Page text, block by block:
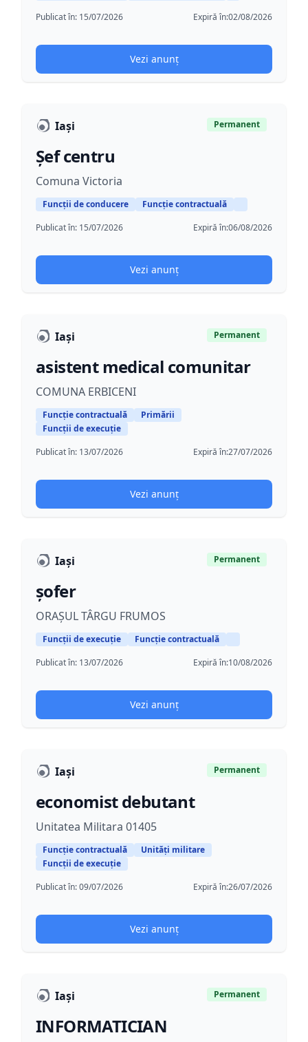
Publicat în: 15/07/2026 Expiră în:02/08/2026
Vezi anunț
Iași Permanent
Șef centru
Comuna Victoria
Funcții de conducere
Funcție contractuală
Publicat în: 15/07/2026 Expiră în:06/08/2026
Vezi anunț
Iaşi Permanent
asistent medical comunitar
COMUNA ERBICENI
Funcție contractuală
Primării
Funcții de execuție
Publicat în: 13/07/2026 Expiră în:27/07/2026
Vezi anunț
Iași Permanent
șofer
ORAȘUL TÂRGU FRUMOS
Funcții de execuție
Funcție contractuală
Publicat în: 13/07/2026 Expiră în:10/08/2026
Vezi anunț
Iaşi Permanent
economist debutant
Unitatea Militara 01405
Funcție contractuală
Unități militare
Funcții de execuție
Publicat în:09/07/2026 Expiră în:26/07/2026
Vezi anunț
Iaşi Permanent
INFORMATICIAN